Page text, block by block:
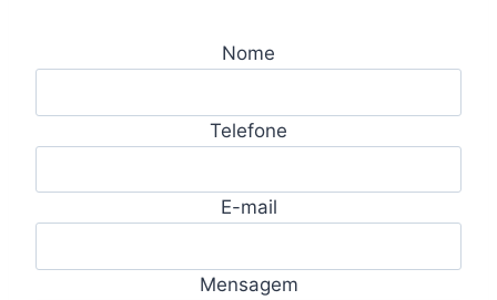
Nome
Telefone
E-mail
Mensagem